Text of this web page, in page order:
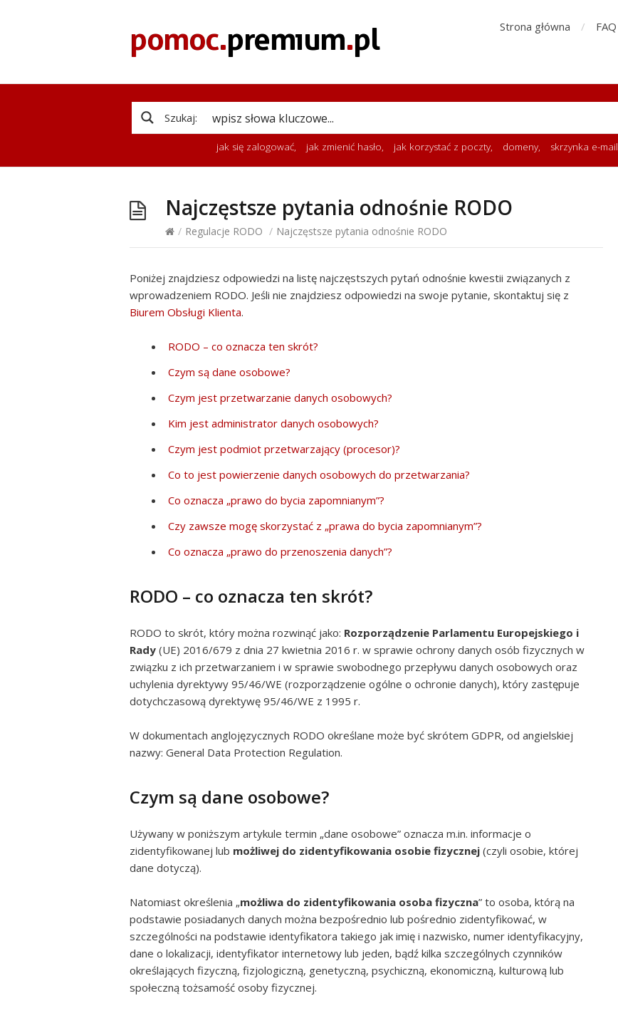
Strona główna FAQ
Szukaj:
jak się zalogować, jak zmienić hasło, jak korzystać z poczty, domeny, skrzynka e-mail
Najczęstsze pytania odnośnie RODO
/ Regulacje RODO / Najczęstsze pytania odnośnie RODO
Poniżej znajdziesz odpowiedzi na listę najczęstszych pytań odnośnie kwestii związanych z
wprowadzeniem RODO. Jeśli nie znajdziesz odpowiedzi na swoje pytanie, skontaktuj się z
Biurem Obsługi Klienta.
RODO – co oznacza ten skrót?
Czym są dane osobowe?
Czym jest przetwarzanie danych osobowych?
Kim jest administrator danych osobowych?
Czym jest podmiot przetwarzający (procesor)?
Co to jest powierzenie danych osobowych do przetwarzania?
Co oznacza „prawo do bycia zapomnianym”?
Czy zawsze mogę skorzystać z „prawa do bycia zapomnianym”?
Co oznacza „prawo do przenoszenia danych”?
RODO – co oznacza ten skrót?
RODO to skrót, który można rozwinąć jako: Rozporządzenie Parlamentu Europejskiego i
Rady (UE) 2016/679 z dnia 27 kwietnia 2016 r. w sprawie ochrony danych osób fizycznych w
związku z ich przetwarzaniem i w sprawie swobodnego przepływu danych osobowych oraz
uchylenia dyrektywy 95/46/WE (rozporządzenie ogólne o ochronie danych), który zastępuje
dotychczasową dyrektywę 95/46/WE z 1995 r.
W dokumentach anglojęzycznych RODO określane może być skrótem GDPR, od angielskiej
nazwy: General Data Protection Regulation.
Czym są dane osobowe?
Używany w poniższym artykule termin „dane osobowe” oznacza m.in. informacje o
zidentyfikowanej lub możliwej do zidentyfikowania osobie fizycznej (czyli osobie, której
dane dotyczą).
Natomiast określenia „możliwa do zidentyfikowania osoba fizyczna” to osoba, którą na
podstawie posiadanych danych można bezpośrednio lub pośrednio zidentyfikować, w
szczególności na podstawie identyfikatora takiego jak imię i nazwisko, numer identyfikacyjny,
dane o lokalizacji, identyfikator internetowy lub jeden, bądź kilka szczególnych czynników
określających fizyczną, fizjologiczną, genetyczną, psychiczną, ekonomiczną, kulturową lub
społeczną tożsamość osoby fizycznej.